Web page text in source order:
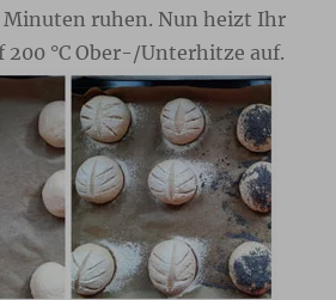
Minuten ruhen. Nun heizt Ihr
200 °C Ober-/Unterhitze auf.